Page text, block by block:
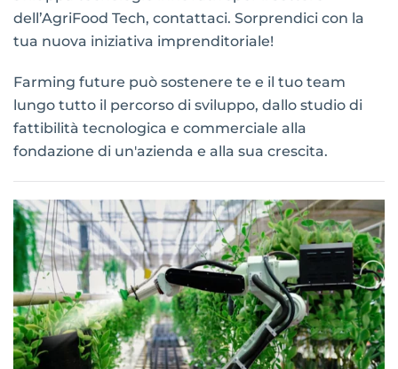
dell’AgriFood Tech, contattaci. Sorprendici con la
tua nuova iniziativa imprenditoriale!
Farming future può sostenere te e il tuo team
lungo tutto il percorso di sviluppo, dallo studio di
fattibilità tecnologica e commerciale alla
fondazione di un'azienda e alla sua crescita.